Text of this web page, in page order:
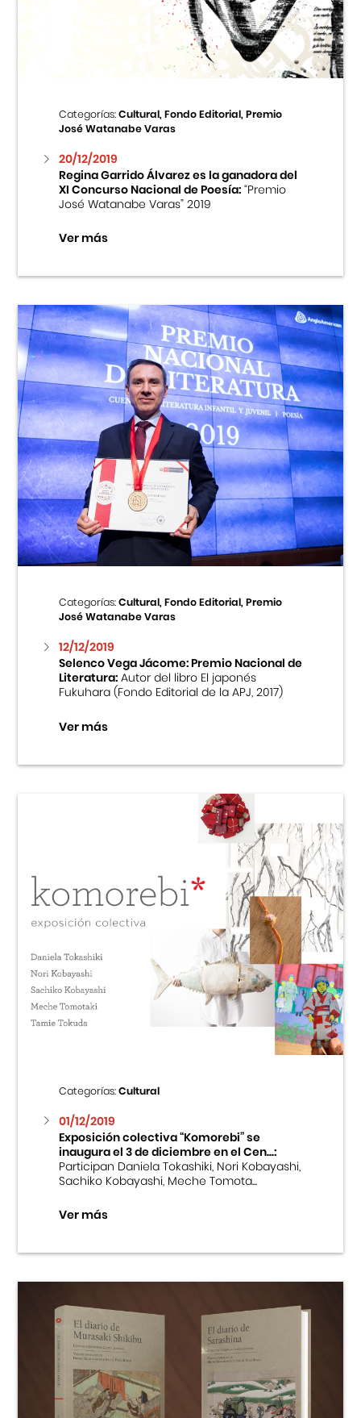
Centro Cultural Peruano Japonés
Museo de la Inmigración Japonesa
Teatro Peruano Japonés
Categorías:Cultural, Fondo Editorial, Premio
José Watanabe Varas
20/12/2019
Regina Garrido Álvarez es la ganadora del
XI Concurso Nacional de Poesía:“Premio
José Watanabe Varas” 2019
Ver más
Categorías:Cultural, Fondo Editorial, Premio
José Watanabe Varas
12/12/2019
Selenco Vega Jácome: Premio Nacional de
Literatura:Autor del libro El japonés
Fukuhara (Fondo Editorial de la APJ, 2017)
Ver más
Categorías:Cultural
01/12/2019
Exposición colectiva “Komorebi” se
inaugura el 3 de diciembre en el Cen...:
Participan Daniela Tokashiki, Nori Kobayashi,
Sachiko Kobayashi, Meche Tomota...
Ver más